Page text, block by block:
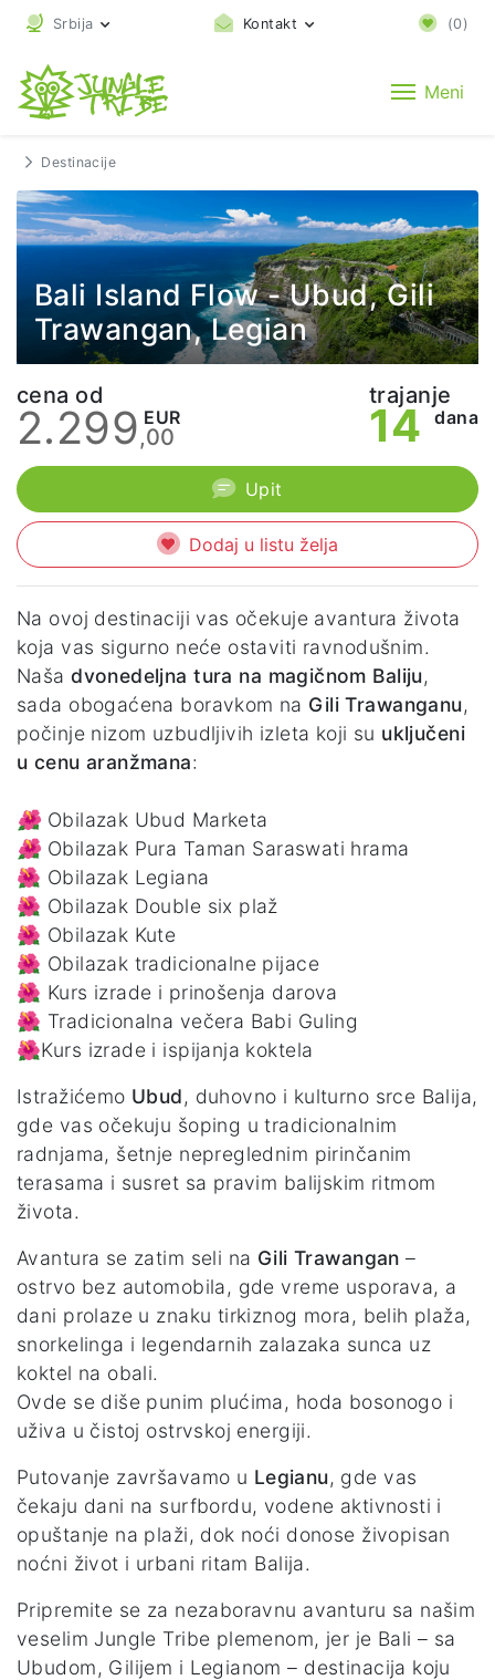
Srbija Kontakt (0)
Meni
Destinacije
Bali Island Flow - Ubud, Gili
Trawangan, Legian
cena od
2.299 EUR
,00
trajanje
14 dana
Upit
Dodaj u listu želja
Na ovoj destinaciji vas očekuje avantura života
koja vas sigurno neće ostaviti ravnodušnim.
Našadvonedeljna tura na magičnom Baliju,
sada obogaćena boravkom na Gili Trawanganu,
počinje nizom uzbudljivih izleta koji su uključeni
u cenu aranžmana:
🌺 Obilazak Ubud Marketa
🌺 Obilazak Pura Taman Saraswati hrama
🌺 Obilazak Legiana
🌺 Obilazak Double six plaž
🌺 Obilazak Kute
🌺 Obilazak tradicionalne pijace
🌺 Kurs izrade i prinošenja darova
🌺 Tradicionalna večera Babi Guling
🌺Kurs izrade i ispijanja koktela
Istražićemo Ubud, duhovno i kulturno srce Balija,
gde vas očekuju šoping u tradicionalnim
radnjama, šetnje nepreglednim pirinčanim
terasama i susret sa pravim balijskim ritmom
života.
Avantura se zatim seli na Gili Trawangan –
ostrvo bez automobila, gde vreme usporava, a
dani prolaze u znaku tirkiznog mora, belih plaža,
snorkelinga i legendarnih zalazaka sunca uz
koktel na obali.
Ovde se diše punim plućima, hoda bosonogo i
uživa u čistoj ostrvskoj energiji.
Putovanje završavamo u Legianu, gde vas
čekaju dani na surfbordu, vodene aktivnosti i
opuštanje na plaži, dok noći donose živopisan
noćni život i urbani ritam Balija.
Pripremite se za nezaboravnu avanturu sa našim
veselim Jungle Tribe plemenom, jer je Bali – sa
Ubudom, Gilijem i Legianom – destinacija koju